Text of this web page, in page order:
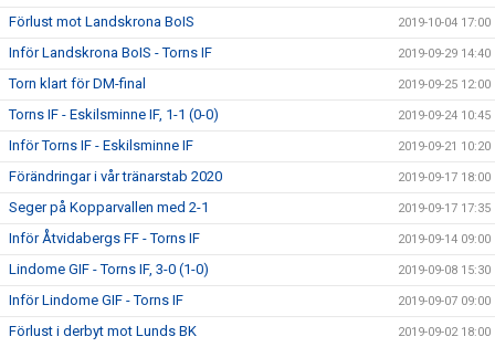
Förlust mot Landskrona BoIS 2019-10-04 17:00
Inför Landskrona BoIS - Torns IF 2019-09-29 14:40
Torn klart för DM-final 2019-09-25 12:00
Torns IF - Eskilsminne IF, 1-1 (0-0) 2019-09-24 10:45
Inför Torns IF - Eskilsminne IF 2019-09-21 10:20
Förändringar i vår tränarstab 2020 2019-09-17 18:00
Seger på Kopparvallen med 2-1 2019-09-17 17:35
Inför Åtvidabergs FF - Torns IF 2019-09-14 09:00
Lindome GIF - Torns IF, 3-0 (1-0) 2019-09-08 15:30
Inför Lindome GIF - Torns IF 2019-09-07 09:00
Förlust i derbyt mot Lunds BK 2019-09-02 18:00